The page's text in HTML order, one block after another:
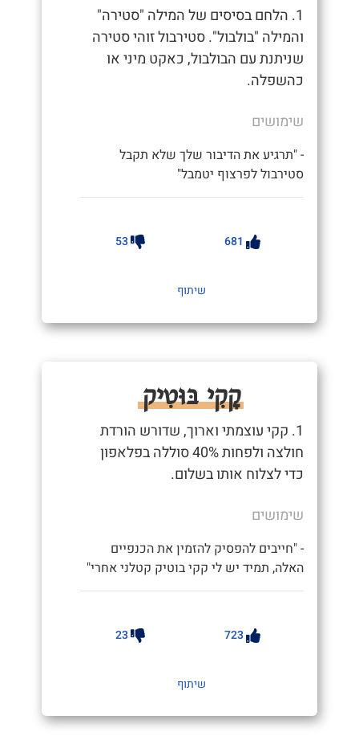
1. הלחם בסיסים של המילה "סטירה"
והמילה "בולבול". סטירבול זוהי סטירה
שניתנת עם הבולבול, כאקט מיני או
כהשפלה.
שימושים
- "תרגיע את הדיבור שלך שלא תקבל
סטירבול לפרצוף יטמבל"
681
53
שיתוף
קָקִי בּוּטִיק
1. קקי עוצמתי וארוך, שדורש הורדת
חולצה ולפחות 40% סוללה בפלאפון
כדי לצלוח אותו בשלום.
שימושים
- "חייבים להפסיק להזמין את הכנפיים
האלה, תמיד יש לי קקי בוטיק קטלני אחרי"
723
23
שיתוף